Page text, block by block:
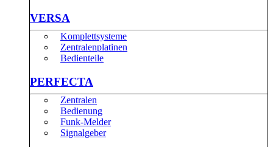
VERSA
Komplettsysteme
Zentralenplatinen
Bedienteile
PERFECTA
Zentralen
Bedienung
Funk-Melder
Signalgeber